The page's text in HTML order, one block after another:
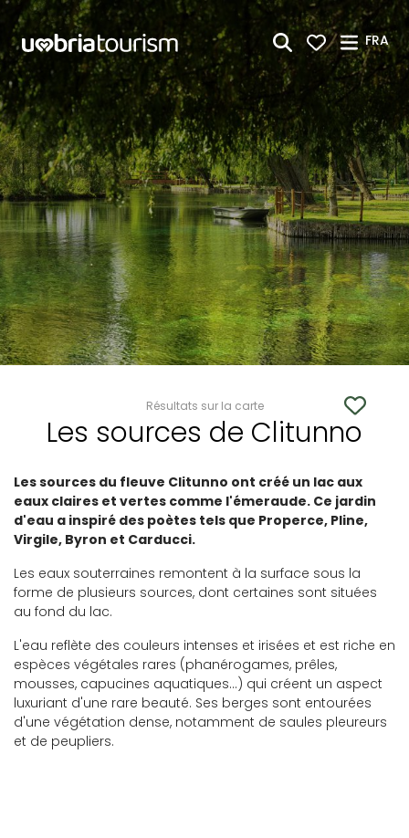
Saut au contenu principal
FRA
Résultats sur la carte
Les sources de Clitunno
Les sources du fleuve Clitunno ont créé un lac aux
eaux claires et vertes comme l'émeraude. Ce jardin
d'eau a inspiré des poètes tels que Properce, Pline,
Virgile, Byron et Carducci.
Les eaux souterraines remontent à la surface sous la
forme de plusieurs sources, dont certaines sont situées
au fond du lac.
L'eau reflète des couleurs intenses et irisées et est riche en
espèces végétales rares (phanérogames, prêles,
mousses, capucines aquatiques...) qui créent un aspect
luxuriant d'une rare beauté. Ses berges sont entourées
d'une végétation dense, notamment de saules pleureurs
et de peupliers.